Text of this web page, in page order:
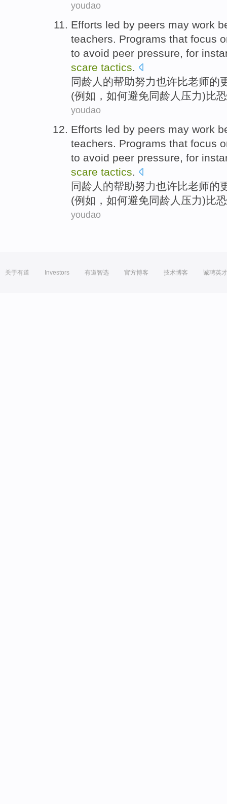
youdao
Efforts led by peers may work
teachers. Programs that focus
to avoid peer pressure, for
scare tactics.
同龄人 的帮助努力也许比老师的
(例如 ， 如何避免同龄人 压力)比
youdao
Efforts led by peers may work
teachers. Programs that focus
to avoid peer pressure, for
scare tactics.
同龄人 的帮助努力也许比老师的
(例如 ， 如何避免同龄人 压力)比
youdao
关于有道 Investors 有道智选 官方博客 技术博客 诚聘英才